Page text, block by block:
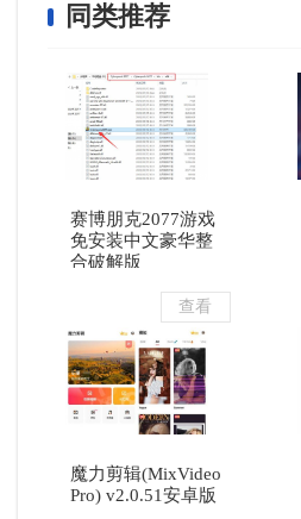
同类推荐
赛博朋克2077游戏
免安装中文豪华整
合破解版
查看
魔力剪辑(MixVideo
Pro) v2.0.51安卓版